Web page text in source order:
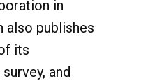
in
also publishes
its
and